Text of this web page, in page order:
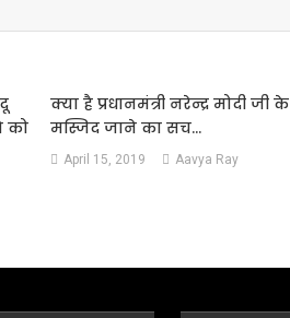
को
क्या है प्रधानमंत्री नरेन्द्र मोदी जी के
मस्जिद जाने का सच…
April 15, 2019 Aavya Ray